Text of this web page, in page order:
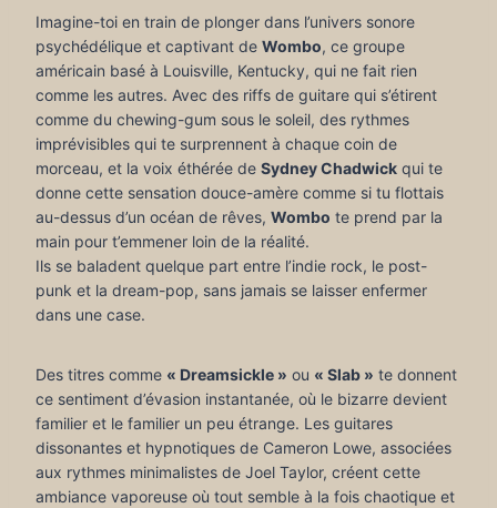
Imagine-toi en train de plonger dans l’univers sonore
psychédélique et captivant de Wombo, ce groupe
américain basé à Louisville, Kentucky, qui ne fait rien
comme les autres. Avec des riffs de guitare qui s’étirent
comme du chewing-gum sous le soleil, des rythmes
imprévisibles qui te surprennent à chaque coin de
morceau, et la voix éthérée de Sydney Chadwick qui te
donne cette sensation douce-amère comme si tu flottais
au-dessus d’un océan de rêves, Wombo te prend par la
main pour t’emmener loin de la réalité.
Ils se baladent quelque part entre l’indie rock, le post-
punk et la dream-pop, sans jamais se laisser enfermer
dans une case.
Des titres comme « Dreamsickle » ou « Slab » te donnent
ce sentiment d’évasion instantanée, où le bizarre devient
familier et le familier un peu étrange. Les guitares
dissonantes et hypnotiques de Cameron Lowe, associées
aux rythmes minimalistes de Joel Taylor, créent cette
ambiance vaporeuse où tout semble à la fois chaotique et